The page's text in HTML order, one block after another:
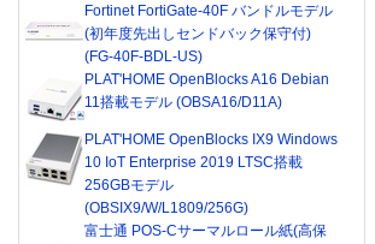
Fortinet FortiGate-40F バンドルモデル
(初年度先出しセンドバック保守付)
(FG-40F-BDL-US)
PLAT'HOME OpenBlocks A16 Debian
11搭載モデル (OBSA16/D11A)
PLAT'HOME OpenBlocks IX9 Windows
10 IoT Enterprise 2019 LTSC搭載
256GBモデル
(OBSIX9/W/L1809/256G)
富士通 POS-Cサーマルロール紙(高保